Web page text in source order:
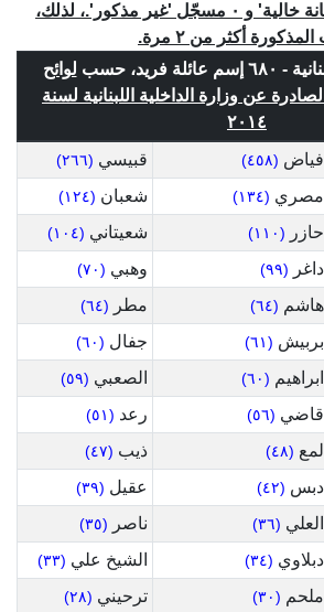
إسم العائلة مسجّل 'خانة خالية' و ٠ مسجّل 'غير مذكور'.، لذلك،
أكثر من ٢ مرة.
فريد، حسب
لوائح
عن وزارة الداخلية اللبنانية لسنة
٢٠١٤
فياض (٤٥٨) قبيسي (٢٦٦)
مصري (١٣٤) شعبان (١٢٤)
حازر (١١٠) شعيتاني (١٠٤)
داغر (٩٩) وهبي (٧٠)
هاشم (٦٤) مطر (٦٤)
بربيش (٦١) جفال (٦٠)
ابراهيم (٦٠) الصعبي (٥٩)
قاضي (٥٦) رعد (٥١)
لمع (٤٨) ذيب (٤٧)
دبس (٤٢) عقيل (٣٩)
العلي (٣٦) ناصر (٣٥)
دبلاوي (٣٤) الشيخ علي (٣٣)
ملحم (٣٠) ترحيني (٢٨)